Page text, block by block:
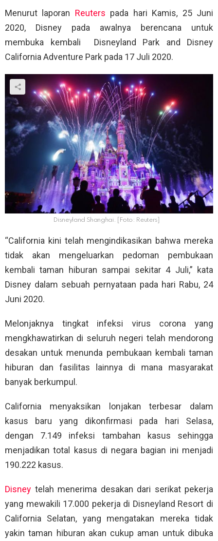
Menurut laporan Reuters pada hari Kamis, 25 Juni
2020, Disney pada awalnya berencana untuk
membuka kembali Disneyland Park and Disney
California Adventure Park pada 17 Juli 2020.
Disneyland Shanghai. [Foto: Reuters]
“California kini telah mengindikasikan bahwa mereka
tidak akan mengeluarkan pedoman pembukaan
kembali taman hiburan sampai sekitar 4 Juli,” kata
Disney dalam sebuah pernyataan pada hari Rabu, 24
Juni 2020.
Melonjaknya tingkat infeksi virus corona yang
mengkhawatirkan di seluruh negeri telah mendorong
desakan untuk menunda pembukaan kembali taman
hiburan dan fasilitas lainnya di mana masyarakat
banyak berkumpul.
California menyaksikan lonjakan terbesar dalam
kasus baru yang dikonfirmasi pada hari Selasa,
dengan 7.149 infeksi tambahan kasus sehingga
menjadikan total kasus di negara bagian ini menjadi
190.222 kasus.
Disney telah menerima desakan dari serikat pekerja
yang mewakili 17.000 pekerja di Disneyland Resort di
California Selatan, yang mengatakan mereka tidak
yakin taman hiburan akan cukup aman untuk dibuka